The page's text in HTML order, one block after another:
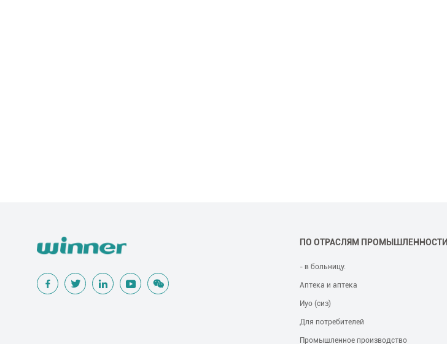
ПО ОТРАСЛЯМ ПРОМЫШЛЕННОСТИ
- в больницу.
Аптека и аптека
Иуо (сиз)
Для потребителей
Промышленное производство